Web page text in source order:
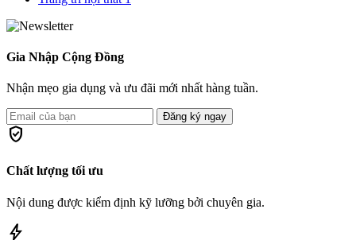
Gia Nhập Cộng Đồng
Nhận mẹo gia dụng và ưu đãi mới nhất hàng tuần.
Đăng ký ngay
verified_user
Chất lượng tối ưu
Nội dung được kiểm định kỹ lưỡng bởi chuyên gia.
bolt